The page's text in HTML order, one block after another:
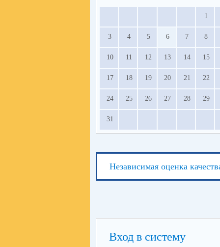
1
3 4 5 6 7 8
10 11 12 13 14 15
17 18 19 20 21 22
24 25 26 27 28 29
31
Независимая оценка
Вход в систему